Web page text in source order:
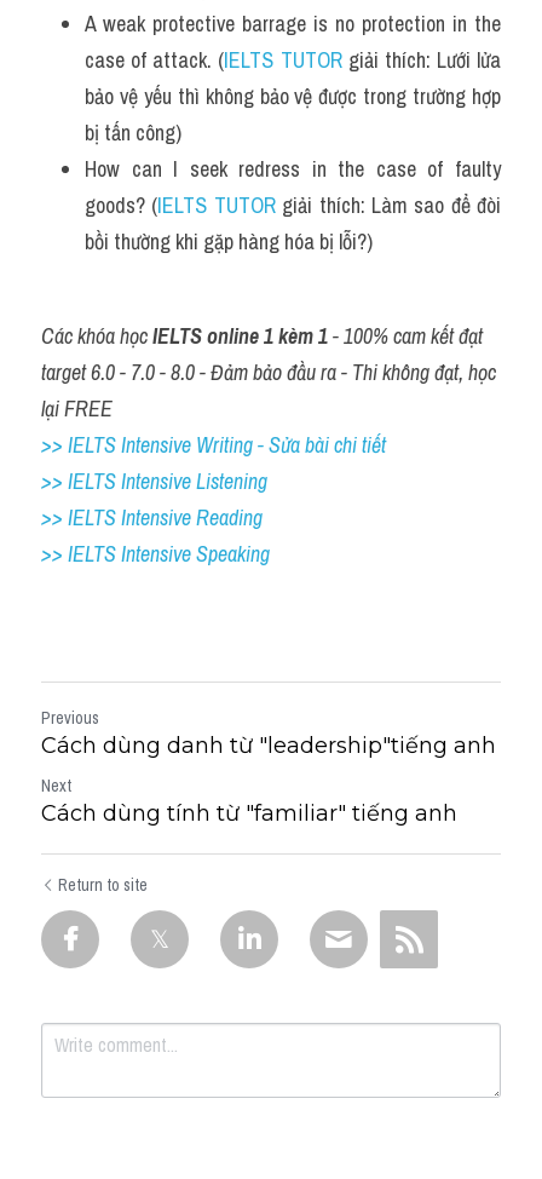
A weak protective barrage is no protection in the
case of attack. (IELTS TUTOR giải thích: Lưới lửa
bảo vệ yếu thì không bảo vệ được trong trường hợp
bị tấn công)
How can I seek redress in the case of faulty
goods? (IELTS TUTOR giải thích: Làm sao để đòi
bồi thường khi gặp hàng hóa bị lỗi?)
Các khóa học IELTS online 1 kèm 1 - 100% cam kết đạt
target 6.0 - 7.0 - 8.0 - Đảm bảo đầu ra - Thi không đạt, học
lại FREE
>> IELTS Intensive Writing - Sửa bài chi tiết
>> IELTS Intensive Listening
>> IELTS Intensive Reading
>> IELTS Intensive Speaking
Previous
Cách dùng danh từ "leadership"tiếng anh
Next
Cách dùng tính từ "familiar" tiếng anh
Return to site